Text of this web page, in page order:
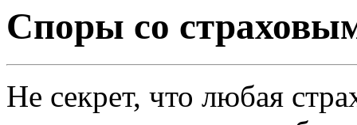
Споры со
Не секрет, что любая